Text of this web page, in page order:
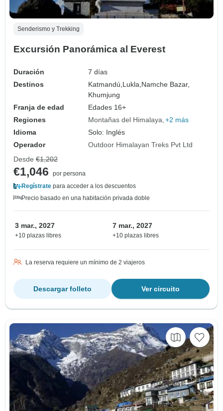
Senderismo y Trekking
Excursión Panorámica al Everest
Duración
7 días
Destinos
Katmandú,Lukla,Namche Bazar,
Khumjung
Franja de edad
Edades 16+
Regiones
Montañas del Himalaya +2 más
Idioma
Solo: Inglés
Operador
Outdoor Himalayan Treks Pvt Ltd
Desde €1,202
€1,046
por persona
Regístrate para acceder a los descuentos
Precio basado en una habitación privada doble
3 mar., 2027
+10 plazas libres
7 mar., 2027
+10 plazas libres
La reserva requiere un mínimo de 2 viajeros
Ver circuito
Descargar folleto